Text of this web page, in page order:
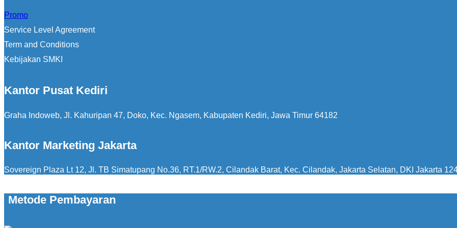
Promo
Service Level Agreement
Term and Conditions
Kebijakan SMKI
Kantor Pusat Kediri
Graha Indoweb, Jl. Kahuripan 47, Doko, Kec. Ngasem, Kabupaten Kediri, Jawa Timur 64182
Kantor Marketing Jakarta
Sovereign Plaza Lt 12, Jl. TB Simatupang No.36, RT.1/RW.2, Cilandak Barat, Kec. Cilandak, Jakarta Selatan, DKI Jakarta
Metode Pembayaran